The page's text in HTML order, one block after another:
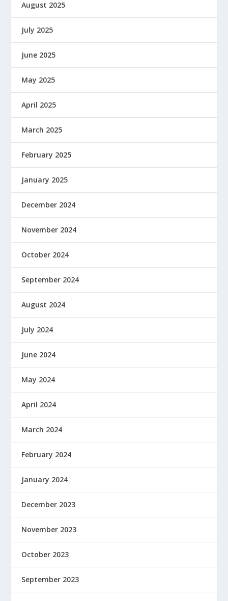
August 2025
July 2025
June 2025
May 2025
April 2025
March 2025
February 2025
January 2025
December 2024
November 2024
October 2024
September 2024
August 2024
July 2024
June 2024
May 2024
April 2024
March 2024
February 2024
January 2024
December 2023
November 2023
October 2023
September 2023